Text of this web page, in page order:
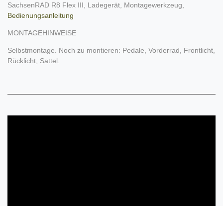
SachsenRAD R8 Flex III, Ladegerät, Montagewerkzeug,
Bedienungsanleitung
MONTAGEHINWEISE
Selbstmontage. Noch zu montieren: Pedale, Vorderrad, Frontlicht,
Rücklicht, Sattel.